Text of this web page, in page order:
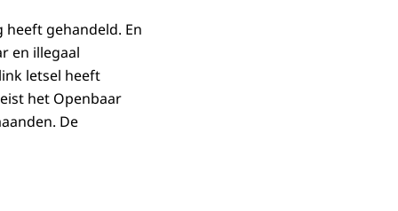
gehandeld. En
en illegaal
letsel heeft
het Openbaar
De